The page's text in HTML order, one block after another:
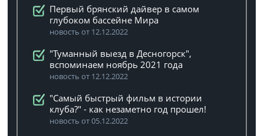
Первый брянский дайвер в самом
глубоком бассейне Мира
новость от 12.12.2022
"Туманный выезд в Десногорск",
вспоминаем ноябрь 2021 года
новость от 12.12.2022
"Самый быстрый фильм в истории
клуба?" - как незаметно год прошел!
новость от 05.12.2022